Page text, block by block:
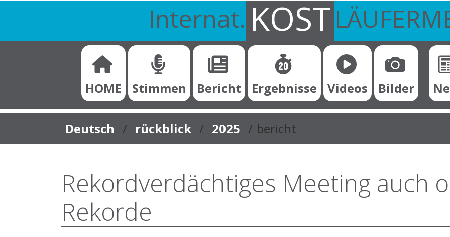
Internat. KOST
HOME Stimmen Bericht Ergebnisse Videos Bilder
You are here:
Deutsch rückblick 2025 bericht
Rekordverdächtiges Meeting auch
Rekorde